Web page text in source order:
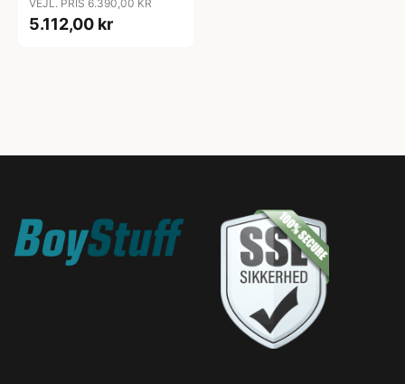
VEJL. PRIS 6.390,00 KR
5.112,00 kr